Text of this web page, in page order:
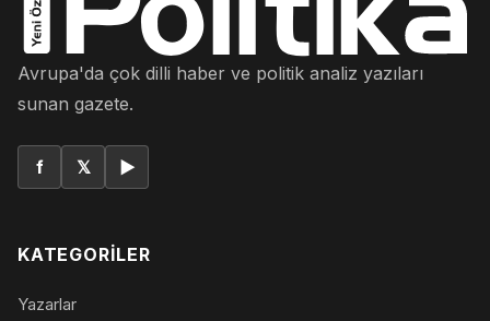
Avrupa'da çok dilli haber ve politik analiz yazıları
sunan gazete.
f 𝕏 ▶
KATEGORILER
Yazarlar